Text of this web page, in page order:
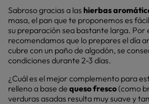
Sabroso gracias a las hierbas
masa, el pan que te proponemos es
su preparación sea bastante larga. Por
recomendamos que lo prepares el día
cubre con un paño de algodón, se
condiciones durante 2-3 días.
¿Cuál es el mejor complemento para
relleno a base de queso fresco (como
verduras asadas resulta muy suave y